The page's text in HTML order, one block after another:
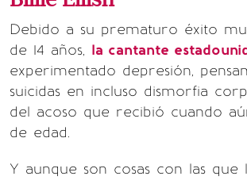
Debido a su prematuro éxito
de 14 años, la cantante
experimentado depresión,
suicidas en incluso dismorfia
del acoso que recibió cuando
de edad.
Y aunque son cosas con las